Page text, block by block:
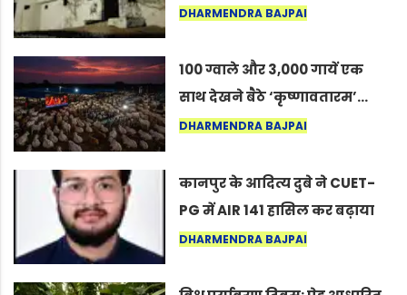
का वह अनकहा अध्याय जो आज भी
DHARMENDRA BAJPAI
100 ग्वाले और 3,000 गायें एक
साथ देखने बैठे ‘कृष्णावतारम’…
नागपुर में दिखा ऐसा नज़ारा कि
कर सकते हैं”
DHARMENDRA BAJPAI
कानपुर के आदित्य दुबे ने CUET-
PG में AIR 141 हासिल कर बढ़ाया
शहर का मान
DHARMENDRA BAJPAI